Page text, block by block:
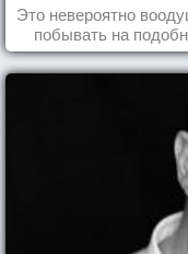
Это невероятно
побывать на